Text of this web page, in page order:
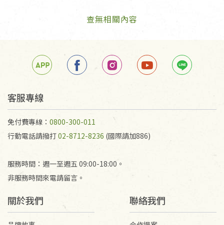
查無相關內容
客服專線
免付費專線： 0800-300-011
行動電話請撥打02-8712-8236 (國際請加886)
服務時間：週一至週五 09:00-18:00。
非服務時間來電請留言。
關於我們 聯絡我們